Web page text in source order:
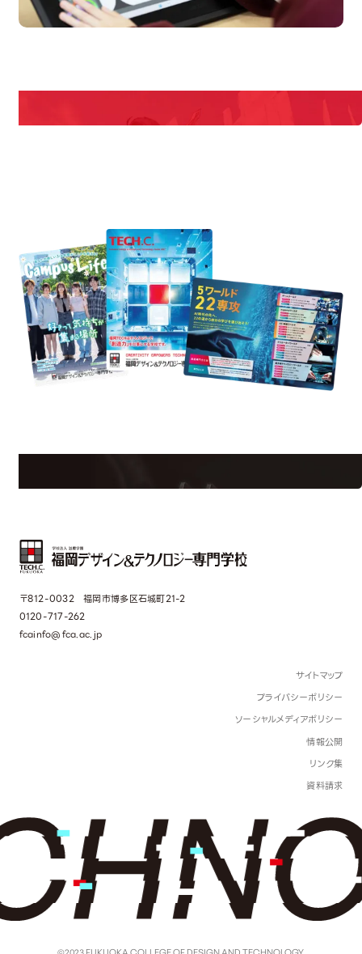
Campus Open
Information
〒812-0032 福岡市博多区石城町21-2
0120-717-262
fcainfo@fca.ac.jp
サイトマップ
プライバシーポリシー
ソーシャルメディアポリシー
情報公開
リンク集
資料請求